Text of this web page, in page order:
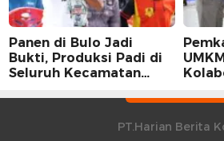
Panen di Bulo Jadi
Bukti, Produksi Padi di
Seluruh Kecamatan
Peningkatan
PT.Harian Berita